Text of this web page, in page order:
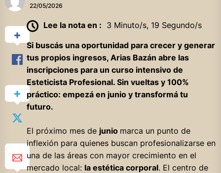
22/05/2026
Lee la nota en : 3 Minuto/s, 19 Segundo/s
Si buscás una oportunidad para crecer y generar
tus propios ingresos, Arias Bazán abre las
inscripciones para un curso intensivo de
Esteticista Profesional. Sin vueltas y 100%
práctico: empezá en junio y transformá tu
futuro.
El próximo mes de junio marca un punto de
inflexión para quienes buscan profesionalizarse en
una de las áreas con mayor crecimiento en el
mercado local: la estética corporal. El centro de